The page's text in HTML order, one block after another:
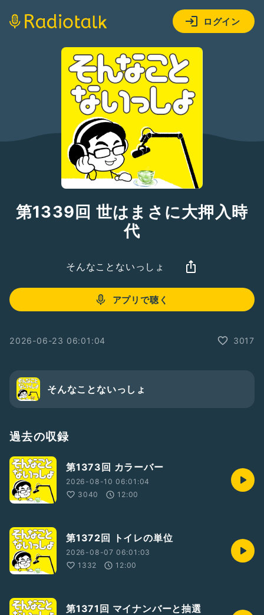
ログイン
第1339回 世はまさに大押入時
代
そんなことないっしょ
アプリで聴く
2026-06-23 06:01:04 3017
そんなことないっしょ
過去の収録
第1373回 カラーバー
2026-08-10 06:01:04
3040
12:00
第1372回 トイレの単位
2026-08-07 06:01:03
1332
12:00
第1371回 マイナンバーと抽選